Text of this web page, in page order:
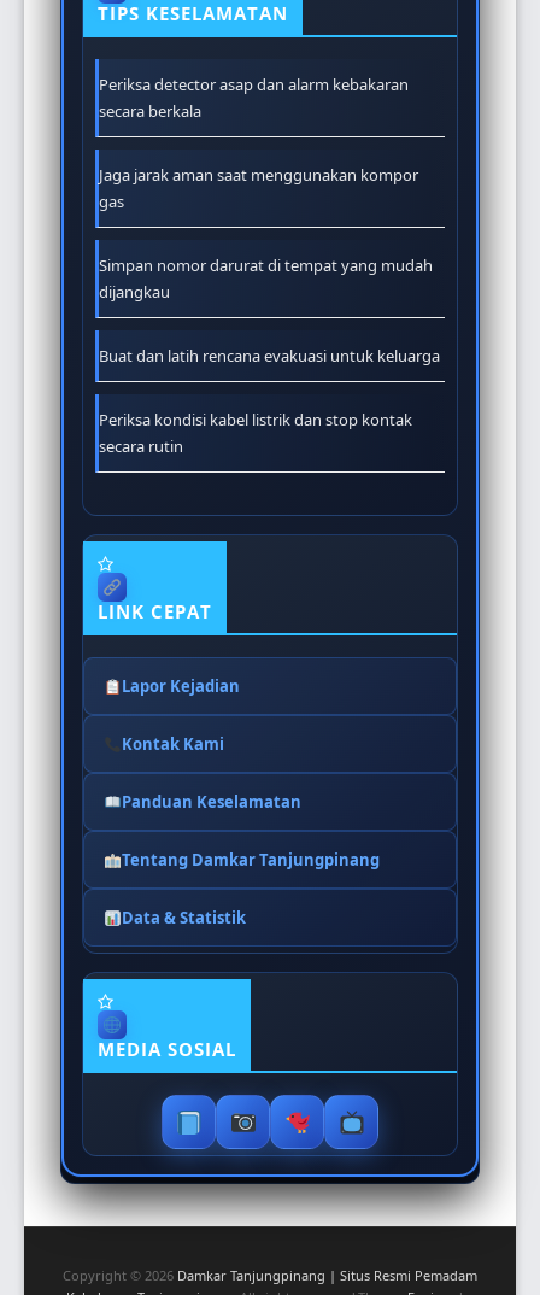
TIPS KESELAMATAN
Periksa detector asap dan alarm kebakaran
secara berkala
Jaga jarak aman saat menggunakan kompor
gas
Simpan nomor darurat di tempat yang mudah
dijangkau
Buat dan latih rencana evakuasi untuk keluarga
Periksa kondisi kabel listrik dan stop kontak
secara rutin
LINK CEPAT
Lapor Kejadian
Kontak Kami
Panduan Keselamatan
Tentang Damkar Tanjungpinang
Data & Statistik
MEDIA SOSIAL
Copyright © 2026 Damkar Tanjungpinang | Situs Resmi Pemadam